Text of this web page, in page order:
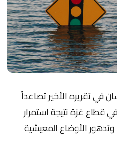
في تقريره الأخير تصاعداً
قطاع غزة نتيجة استمرار
الأوضاع المعيشية